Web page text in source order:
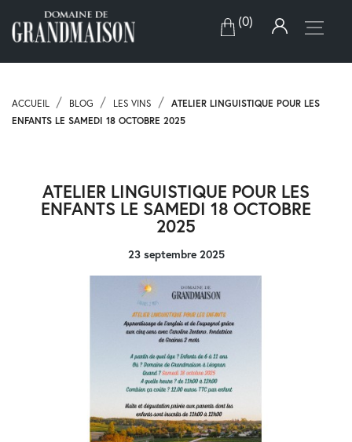
(0)
ACCUEIL BLOG LES VINS
ATELIER LINGUISTIQUE POUR LES
ENFANTS LE SAMEDI 18 OCTOBRE 2025
ATELIER LINGUISTIQUE POUR LES
ENFANTS LE SAMEDI 18 OCTOBRE
2025
23 septembre 2025